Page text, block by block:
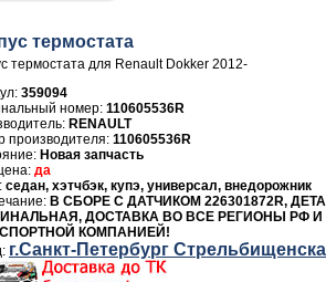
термостата
термостата для Renault Dokker 2012-
359094
110605536R
RENAULT
производителя: 110605536R
Новая запчасть
да
седан, хэтчбэк, купэ, универсал, внедорожник
В СБОРЕ С ДАТЧИКОМ 226301872R,
ДОСТАВКА ВО ВСЕ РЕГИОНЫ РФ И
КОМПАНИЕЙ!
г.Санкт-Петербург